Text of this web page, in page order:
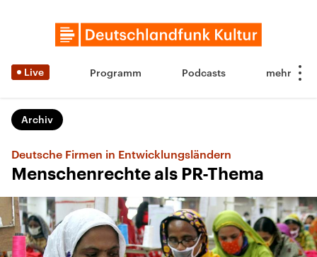
Live Programm Podcasts
Archiv
Deutsche Firmen in Entwicklungsländern
Menschenrechte als PR-Thema